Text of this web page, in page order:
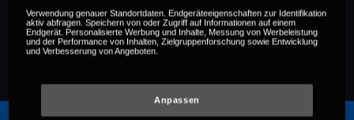
Verwendung genauer Standortdaten. Endgeräteeigenschaften zur Identifikation
aktiv abfragen. Speichern von oder Zugriff auf Informationen auf einem
Endgerät. Personalisierte Werbung und Inhalte, Messung von Werbeleistung
und der Performance von Inhalten, Zielgruppenforschung sowie Entwicklung
und Verbesserung von Angeboten.
Anpassen